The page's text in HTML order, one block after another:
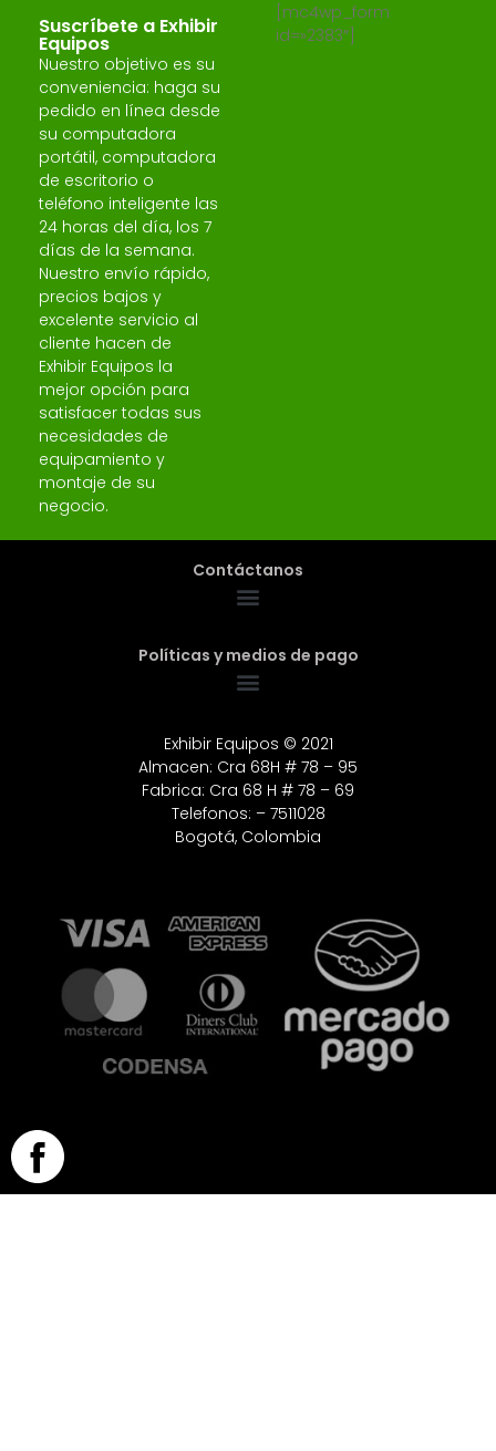
Suscríbete a Exhibir
Equipos
Nuestro objetivo es su
conveniencia: haga su
pedido en línea desde
su computadora
portátil, computadora
de escritorio o
teléfono inteligente las
24 horas del día, los 7
días de la semana.
Nuestro envío rápido,
precios bajos y
excelente servicio al
cliente hacen de
Exhibir Equipos la
mejor opción para
satisfacer todas sus
necesidades de
equipamiento y
montaje de su
negocio.
[mc4wp_form
id=»2383″]
Contáctanos
Políticas y medios de pago
Exhibir Equipos © 2021
Almacen: Cra 68H # 78 – 95
Fabrica: Cra 68 H # 78 – 69
Telefonos: – 7511028
Bogotá, Colombia